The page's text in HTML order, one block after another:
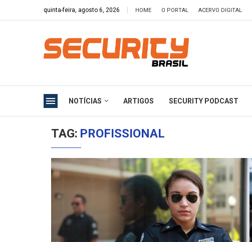
quinta-feira, agosto 6, 2026 HOME O PORTAL ACERVO DIGITAL
NOTÍCIAS ARTIGOS SECURITY PODCAST
TAG: PROFISSIONAL